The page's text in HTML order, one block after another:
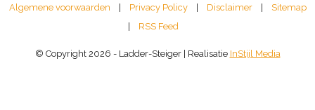
Algemene voorwaarden Privacy Policy Disclaimer
Sitemap
RSS Feed
© Copyright 2026 - Ladder-Steiger | Realisatie InStijl Media